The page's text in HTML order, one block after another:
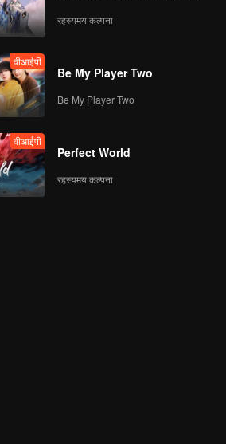
रहस्यमय कल्पना
वीआईपी
Be My Player Two
Be My Player Two
वीआईपी
Perfect World
रहस्यमय कल्पना